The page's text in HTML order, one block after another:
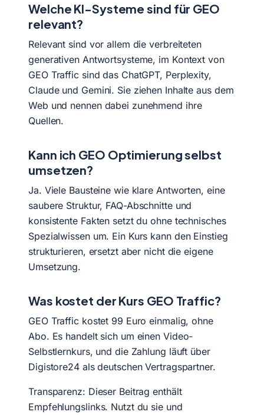
Welche KI-Systeme sind für GEO
relevant?
Relevant sind vor allem die verbreiteten
generativen Antwortsysteme, im Kontext von
GEO Traffic sind das ChatGPT, Perplexity,
Claude und Gemini. Sie ziehen Inhalte aus dem
Web und nennen dabei zunehmend ihre
Quellen.
Kann ich GEO Optimierung selbst
umsetzen?
Ja. Viele Bausteine wie klare Antworten, eine
saubere Struktur, FAQ-Abschnitte und
konsistente Fakten setzt du ohne technisches
Spezialwissen um. Ein Kurs kann den Einstieg
strukturieren, ersetzt aber nicht die eigene
Umsetzung.
Was kostet der Kurs GEO Traffic?
GEO Traffic kostet 99 Euro einmalig, ohne
Abo. Es handelt sich um einen Video-
Selbstlernkurs, und die Zahlung läuft über
Digistore24 als deutschen Vertragspartner.
Transparenz: Dieser Beitrag enthält
Empfehlungslinks. Nutzt du sie und